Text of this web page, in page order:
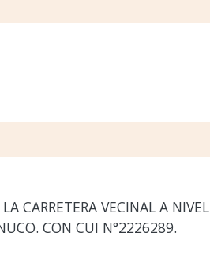
CARRETERA VECINAL A NIVEL
CON CUI N°2226289.